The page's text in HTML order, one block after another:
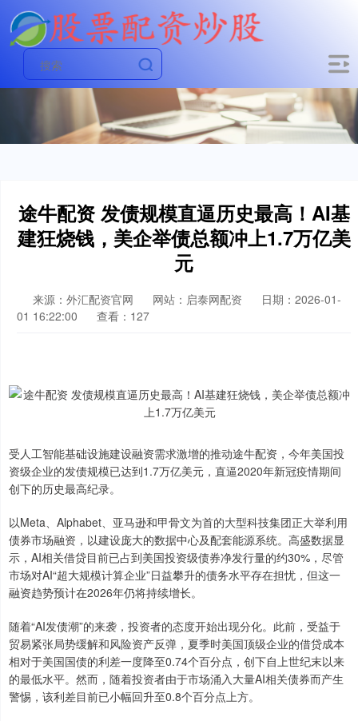
途牛配资 发债规模直逼历史最高！AI基
建狂烧钱，美企举债总额冲上1.7万亿美
元
来源：外汇配资官网 网站：启泰网配资
日期：2026-01-
01 16:22:00
查看：127
受人工智能基础设施建设融资需求激增的推动途牛配资，今年美国投
资级企业的发债规模已达到1.7万亿美元，直逼2020年新冠疫情期间
创下的历史最高纪录。
以Meta、Alphabet、亚马逊和甲骨文为首的大型科技集团正大举利用
债券市场融资，以建设庞大的数据中心及配套能源系统。高盛数据显
示，AI相关借贷目前已占到美国投资级债券净发行量的约30%，尽管
市场对AI“超大规模计算企业”日益攀升的债务水平存在担忧，但这一
融资趋势预计在2026年仍将持续增长。
随着“AI发债潮”的来袭，投资者的态度开始出现分化。此前，受益于
贸易紧张局势缓解和风险资产反弹，夏季时美国顶级企业的借贷成本
相对于美国国债的利差一度降至0.74个百分点，创下自上世纪末以来
的最低水平。然而，随着投资者由于市场涌入大量AI相关债券而产生
警惕，该利差目前已小幅回升至0.8个百分点上方。